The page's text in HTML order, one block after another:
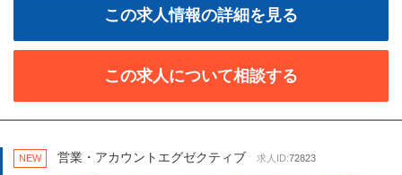
この求人情報の詳細を見る
この求人について相談する
NEW 営業・アカウントエグゼクティブ 求人ID:72823